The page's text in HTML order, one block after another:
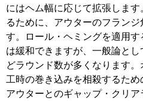
にはヘム幅に応じて拡張しま
るために、アウターのフランジ
す。ロール・ヘミングを適用
は緩和できますが、一般論と
どラウンド数が多くなります
工時の巻き込みを相殺するた
アウターとのギャップ・クリ